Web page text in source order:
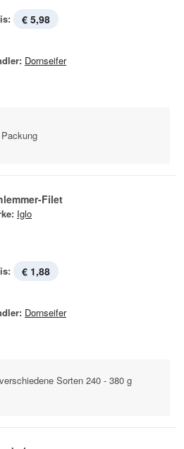
€ 5,98
Dornseifer
Filet
Iglo
€ 1,88
Dornseifer
Sorten 240 - 380 g